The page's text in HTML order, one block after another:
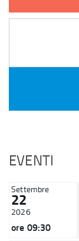
EVENTI
Settembre
22
2026
ore 09:30